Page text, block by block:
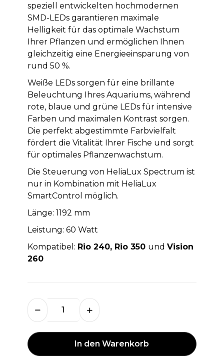
speziell entwickelten hochmodernen
SMD-LEDs garantieren maximale
Helligkeit für das optimale Wachstum
Ihrer Pflanzen und ermöglichen Ihnen
gleichzeitig eine Energieeinsparung von
rund 50 %.
Weiße LEDs sorgen für eine brillante
Beleuchtung Ihres Aquariums, während
rote, blaue und grüne LEDs für intensive
Farben und maximalen Kontrast sorgen.
Die perfekt abgestimmte Farbvielfalt
fördert die Vitalität Ihrer Fische und sorgt
für optimales Pflanzenwachstum.
Die Steuerung von HeliaLux Spectrum ist
nur in Kombination mit HeliaLux
SmartControl möglich.
Länge: 1192 mm
Leistung: 60 Watt
Kompatibel: Rio 240, Rio 350 und Vision
260
In den Warenkorb